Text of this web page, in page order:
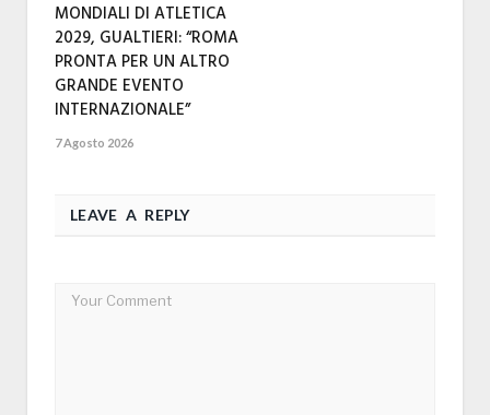
MONDIALI DI ATLETICA
2029, GUALTIERI: “ROMA
PRONTA PER UN ALTRO
GRANDE EVENTO
INTERNAZIONALE”
7 Agosto 2026
LEAVE A REPLY